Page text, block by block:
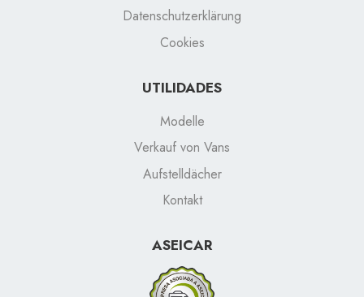
Datenschutzerklärung
Cookies
UTILIDADES
Modelle
Verkauf von Vans
Aufstelldächer
Kontakt
ASEICAR